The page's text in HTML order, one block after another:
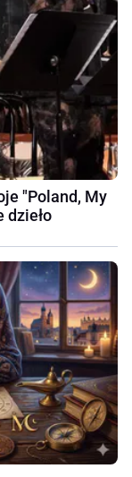
"Poland, My
dzieło